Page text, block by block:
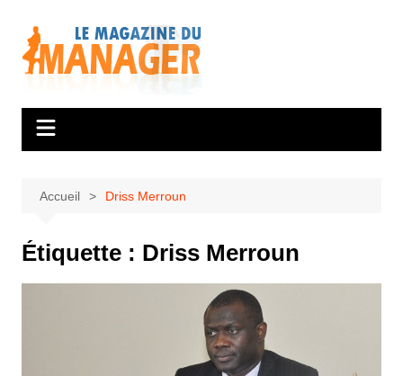
contenu
Accueil Driss Merroun
Étiquette : Driss Merroun